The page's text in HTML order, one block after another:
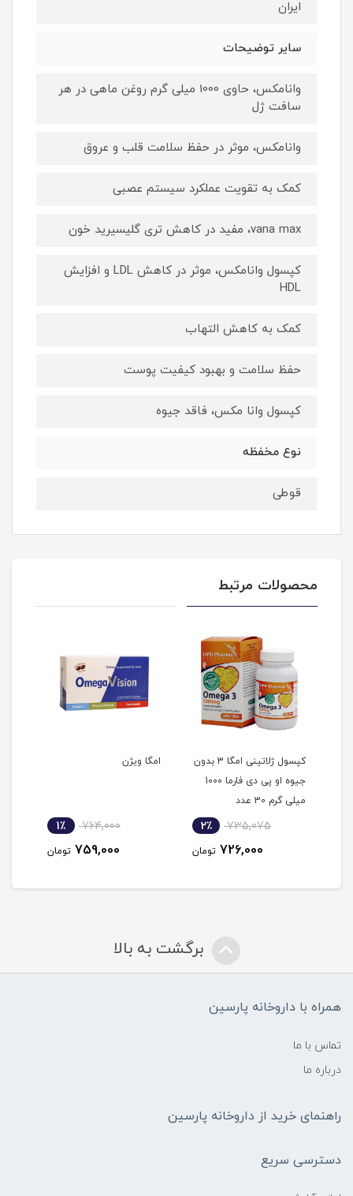
ایران
سایر توضیحات
وانامکس، حاوی 1000 میلی گرم روغن ماهی در هر
سافت ژل
وانامکس، موثر در حفظ سلامت قلب و عروق
کمک به تقویت عملکرد سیستم عصبی
vana max، مفید در کاهش تری گلیسیرید خون
کپسول وانامکس، موثر در کاهش LDL و افزایش
HDL
کمک به کاهش التهاب
حفظ سلامت و بهبود کیفیت پوست
کپسول وانا مکس، فاقد جیوه
نوع مخفظه
قوطی
محصولات مرتبط
کپسول ژلاتینی امگا 3 بدون
جیوه او پی دی فارما 1000
میلی گرم 30 عدد
735,075 2٪
726,000 تومان
امگا ویژن
764,000 1٪
759,000 تومان
برگشت به بالا
همراه با داروخانه پارسین
تماس با ما
درباره ما
راهنمای خرید از داروخانه پارسین
دسترسی سریع